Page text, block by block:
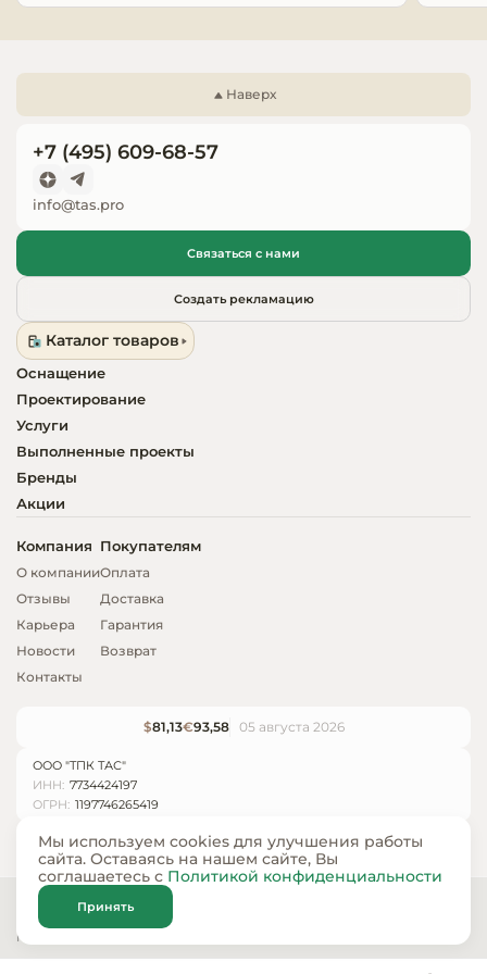
Полноформатный делитель витрин;
Освещение основной зоны (цвет: розовый);
белый);
Защитный бампер;
Стыковочный комплект;
Колёсная опора (высота: 130 мм).
Наверх
+7 (495) 609-68-57
info@tas.pro
Связаться с нами
Создать рекламацию
Каталог товаров
Оснащение
Проектирование
Услуги
Выполненные проекты
Бренды
Акции
Компания
О компании
Отзывы
Карьера
Новости
Контакты
Покупателям
Оплата
Доставка
Гарантия
Возврат
$81,13€93,58 05 августа 2026
ООО "ТПК ТАС"
ИНН: 7734424197
ОГРН: 1197746265419
© ООО «ТПК ТАС» 2024 — 2026
Карта сайта
Политика конфиденциальности
Мы используем cookies для улучшения работы
сайта. Оставаясь на нашем сайте, Вы
соглашаетесь с Политикой конфиденциальности
Принять